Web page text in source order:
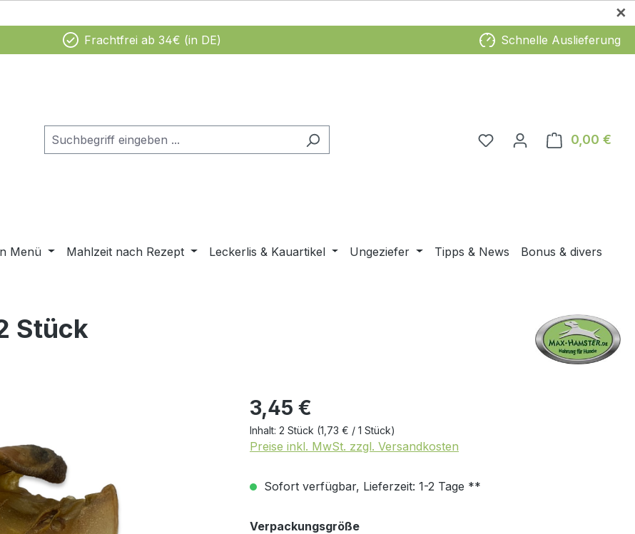
✕
Frachtfrei ab 34€ (in DE) Schnelle Auslieferung
0,00 €
Menü Mahlzeit nach Rezept Leckerlis & Kauartikel Ungeziefer Tipps & News Bonus & divers
Stück
3,45 €
Inhalt: 2 Stück (1,73 € / 1 Stück)
Preise inkl. MwSt. zzgl. Versandkosten
Sofort verfügbar, Lieferzeit: 1-2 Tage **
Verpackungsgrößeauswählen